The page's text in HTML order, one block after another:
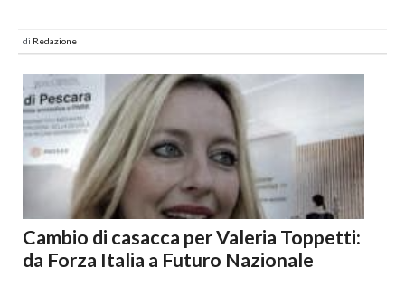
di Redazione
Cambio di casacca per Valeria Toppetti:
da Forza Italia a Futuro Nazionale